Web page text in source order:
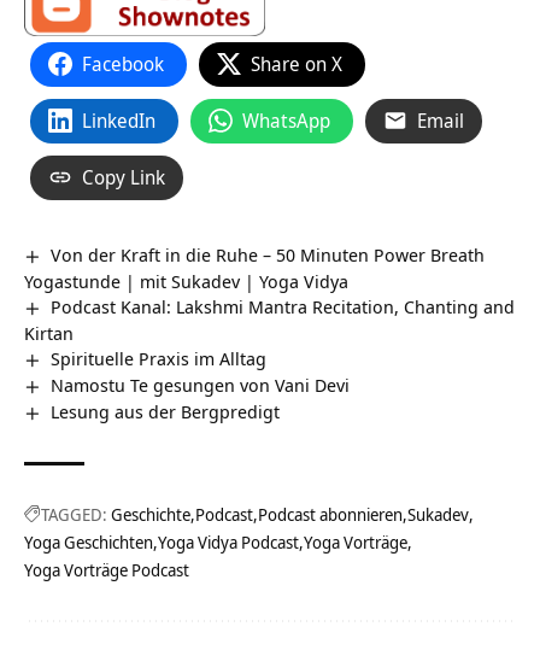
Facebook Share on X
LinkedIn WhatsApp Email
Copy Link
Von der Kraft in die Ruhe – 50 Minuten Power Breath
Yogastunde | mit Sukadev | Yoga Vidya
Podcast Kanal: Lakshmi Mantra Recitation, Chanting and
Kirtan
Spirituelle Praxis im Alltag
Namostu Te gesungen von Vani Devi
Lesung aus der Bergpredigt
TAGGED: Geschichte Podcast Podcast abonnieren Sukadev
Yoga Geschichten Yoga Vidya Podcast Yoga Vorträge
Yoga Vorträge Podcast